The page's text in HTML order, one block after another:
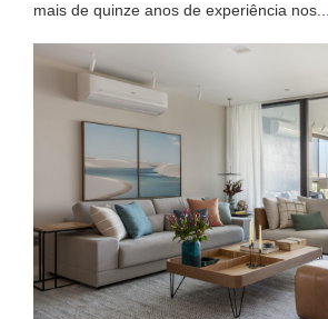
mais de quinze anos de experiência nos...